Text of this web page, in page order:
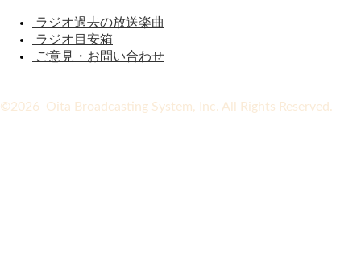
ラジオ過去の放送楽曲
ラジオ目安箱
ご意見・お問い合わせ
©2026 Oita Broadcasting System, Inc. All Rights Reserved.